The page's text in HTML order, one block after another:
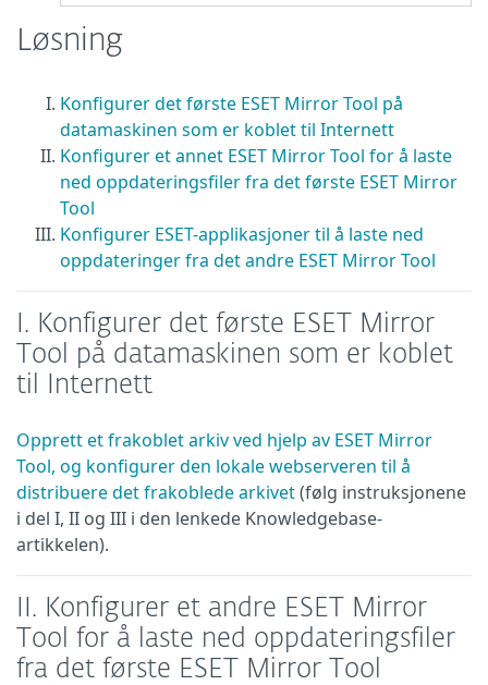
Løsning
Konfigurer det første ESET Mirror Tool på
datamaskinen som er koblet til Internett
Konfigurer et annet ESET Mirror Tool for å laste
ned oppdateringsfiler fra det første ESET Mirror
Tool
Konfigurer ESET-applikasjoner til å laste ned
oppdateringer fra det andre ESET Mirror Tool
I. Konfigurer det første ESET Mirror
Tool på datamaskinen som er koblet
til Internett
Opprett et frakoblet arkiv ved hjelp av ESET Mirror
Tool, og konfigurer den lokale webserveren til å
distribuere det frakoblede arkivet(følg instruksjonene
i del I, II og III i den lenkede Knowledgebase-
artikkelen).
II. Konfigurer et andre ESET Mirror
Tool for å laste ned oppdateringsfiler
fra det første ESET Mirror Tool